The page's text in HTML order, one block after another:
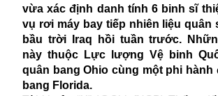
vừa xác định danh tính 6 binh sĩ
vụ rơi máy bay tiếp nhiên liệu quân
bầu trời Iraq hồi tuần trước.
này thuộc Lực lượng Vệ binh
quân bang Ohio cùng một phi hành
bang Florida.